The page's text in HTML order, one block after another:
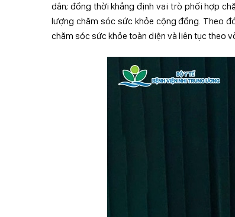
dân; đồng thời khẳng định vai trò phối hợp
lượng chăm sóc sức khỏe cộng đồng. Theo
chăm sóc sức khỏe toàn diện và liên tục theo